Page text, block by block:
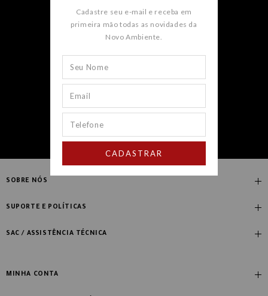
CADASTRAR
SOBRE NÓS
Quem Somos
SUPORTE E POLÍTICAS
Compre com Especialista
SAC / ASSISTÊNCIA TÉCNICA
MINHA CONTA
Cadastre seu e-mail e receba em
primeira mão todas as novidades da
Novo Ambiente.
CADASTRAR